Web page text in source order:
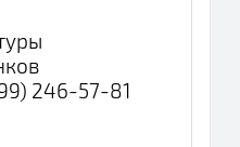
246-57-81